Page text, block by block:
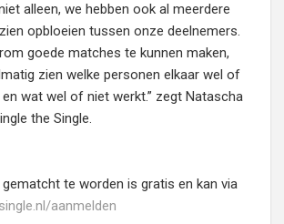
alleen, we hebben ook al meerdere
opbloeien tussen onze deelnemers.
goede matches te kunnen maken,
zien welke personen elkaar wel of
wat wel of niet werkt.” zegt Natascha
the Single.
te worden is gratis en kan via
aanmelden